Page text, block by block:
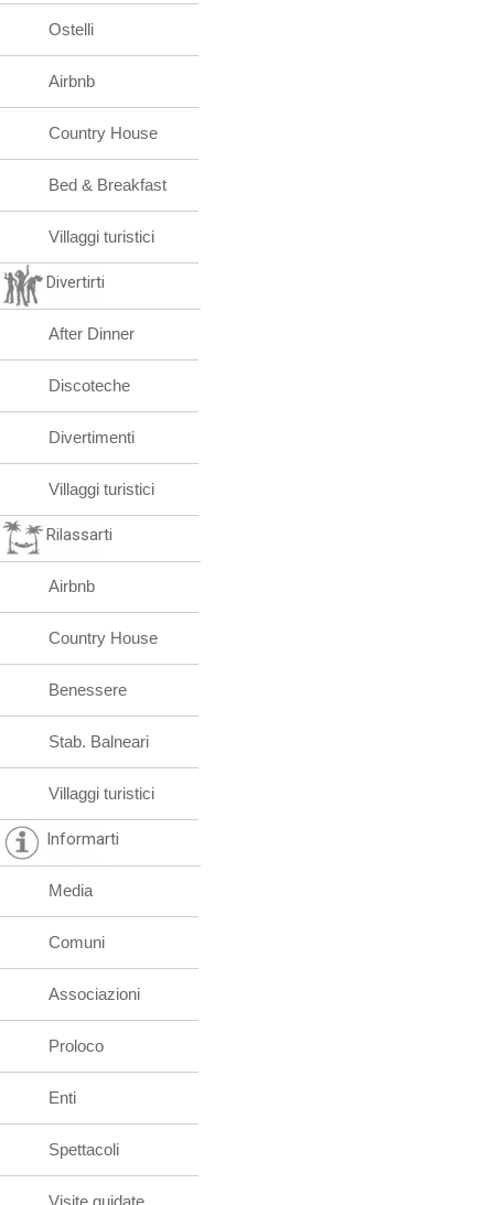
Ostelli
Airbnb
Country House
Bed & Breakfast
Villaggi turistici
Divertirti
After Dinner
Discoteche
Divertimenti
Villaggi turistici
Rilassarti
Airbnb
Country House
Benessere
Stab. Balneari
Villaggi turistici
Informarti
Media
Comuni
Associazioni
Proloco
Enti
Spettacoli
Visite guidate